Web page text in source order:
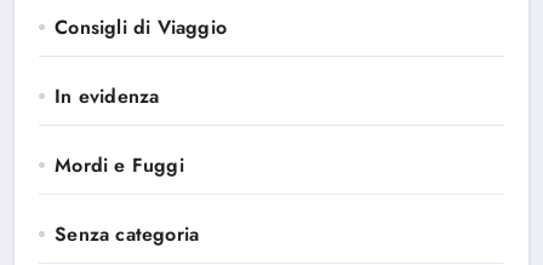
Consigli di Viaggio
In evidenza
Mordi e Fuggi
Senza categoria